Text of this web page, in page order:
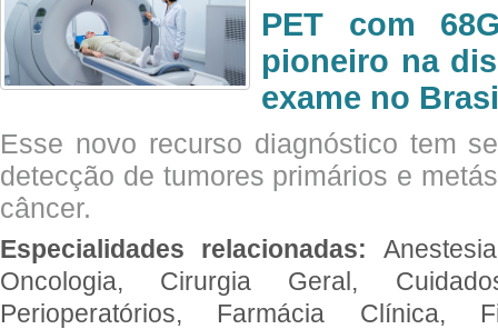
PET com
pioneiro na
exame no
Esse novo recurso diagnóstico tem
detecção de tumores primários e
câncer.
Especialidades relacionadas:
Oncologia, Cirurgia Geral,
Perioperatórios, Farmácia Clínica,